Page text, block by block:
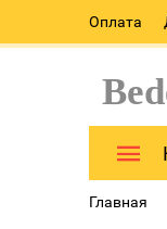
Оплата
Главная